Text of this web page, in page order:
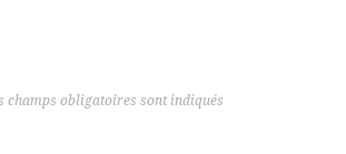
champs obligatoires sont indiqués